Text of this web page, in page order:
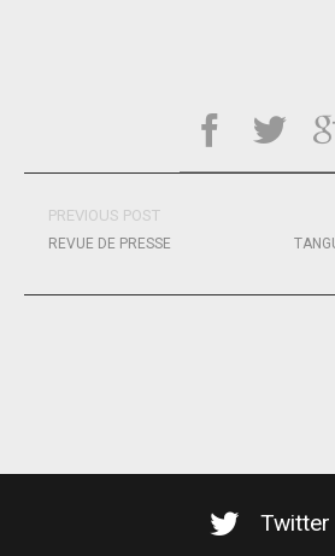
PREVIOUS POST
REVUE DE PRESSE
Twitter